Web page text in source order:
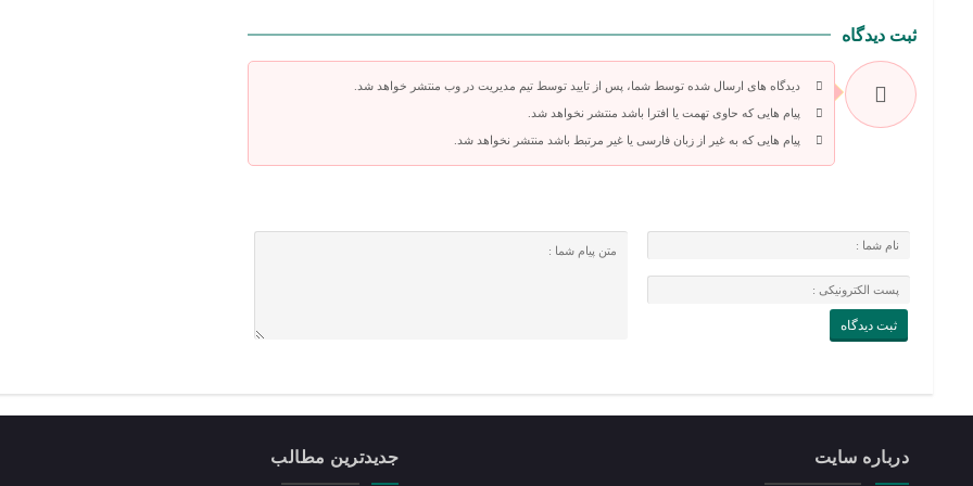
ثبت دیدگاه
دیدگاه های ارسال شده توسط شما، پس از تایید توسط تیم مدیریت در وب منتشر خواهد شد.
پیام هایی که حاوی تهمت یا افترا باشد منتشر نخواهد شد.
پیام هایی که به غیر از زبان فارسی یا غیر مرتبط باشد منتشر نخواهد شد.
درباره سایت جدیدترین مطالب